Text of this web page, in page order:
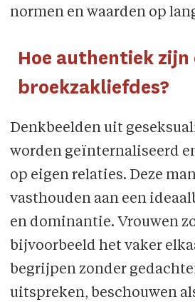
normen en waarden op
Hoe authentiek zijn
broekzakliefdes?
Denkbeelden uit
worden geïnternaliseerd
op eigen relaties. Deze
vasthouden aan een
en dominantie. Vrouwen
bijvoorbeeld het vaker
begrijpen zonder
uitspreken, beschouwen